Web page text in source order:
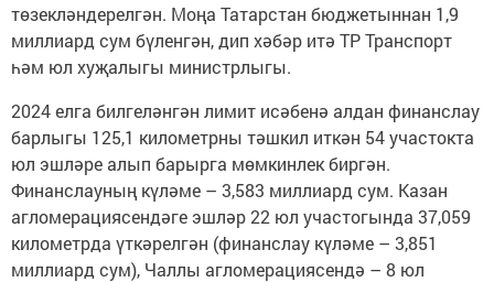
төзекләндерелгән. Моңа Татарстан бюджетыннан 1,9
миллиард сум бүленгән, дип хәбәр итә ТР Транспорт
һәм юл хуҗалыгы министрлыгы.
2024 елга билгеләнгән лимит исәбенә алдан финанслау
барлыгы 125,1 километрны тәшкил иткән 54 участокта
юл эшләре алып барырга мөмкинлек биргән.
Финанслауның күләме – 3,583 миллиард сум. Казан
агломерациясендәге эшләр 22 юл участогында 37,059
километрда үткәрелгән (финанслау күләме – 3,851
миллиард сум), Чаллы агломерациясендә – 8 юл